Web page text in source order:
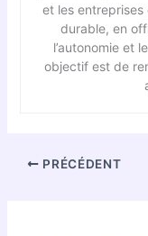
et les entreprises
durable, en
l’autonomie et
objectif est de
PRÉCÉDENT